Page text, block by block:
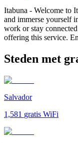
Itabuna - Welcome to
and immerse yourself
work or stay
offering this service.
Steden met
Salvador
1,581 gratis WiFi